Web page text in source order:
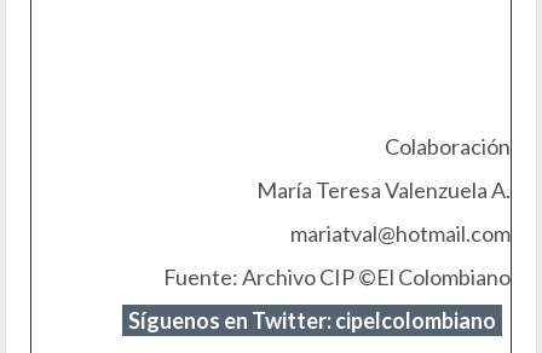
Colaboración
María Teresa Valenzuela A.
mariatval@hotmail.com
Fuente: Archivo CIP ©El Colombiano
Síguenos en Twitter: cipelcolombiano